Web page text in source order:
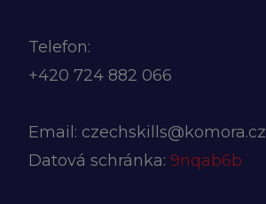
Telefon:
+420 724 882 066
Email: czechskills@komora.cz
Datová schránka: 9nqab6b